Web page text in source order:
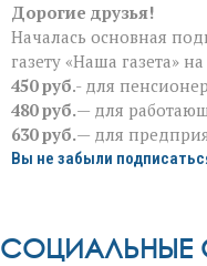
Дорогие друзья!
Началась основная
газету «Наша газета»
450 руб.- для
480 руб.— для
630 руб.— для
Вы не забыли
СОЦИАЛЬНЫЕ